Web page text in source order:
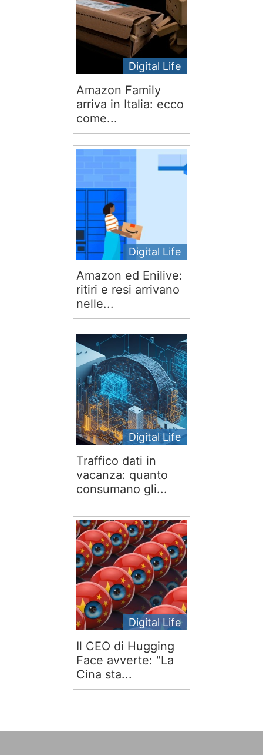
Digital Life
Amazon Family
arriva in Italia: ecco
come...
Digital Life
Amazon ed Enilive:
ritiri e resi arrivano
nelle...
Digital Life
Traffico dati in
vacanza: quanto
consumano gli...
Digital Life
Il CEO di Hugging
Face avverte: "La
Cina sta...